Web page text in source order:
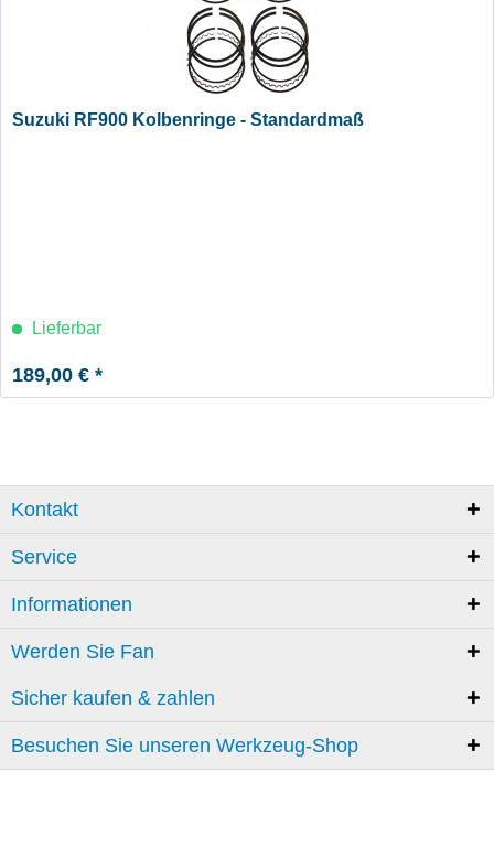
Suzuki RF900 Kolbenringe - Standardmaß
Lieferbar
189,00 € *
Kontakt
Service
Informationen
Werden Sie Fan
Sicher kaufen & zahlen
Besuchen Sie unseren Werkzeug-Shop